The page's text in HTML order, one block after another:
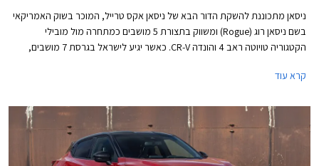
ניסאן מתכוננת להשקת הדור הבא של ניסאן אקס טרייל, המוכר בשוק האמריקאי
בשם ניסאן רוג (Rogue) ומשווק בתצורת 5 מושבים כמתחרה מול מובילי
הקטגוריה טויוטה ראב 4 והונדה CR-V. כאשר יגיע לישראל בגרסת 7 מושבים,
8 וצ'רי טיגו 8 פרו.
קרא עוד